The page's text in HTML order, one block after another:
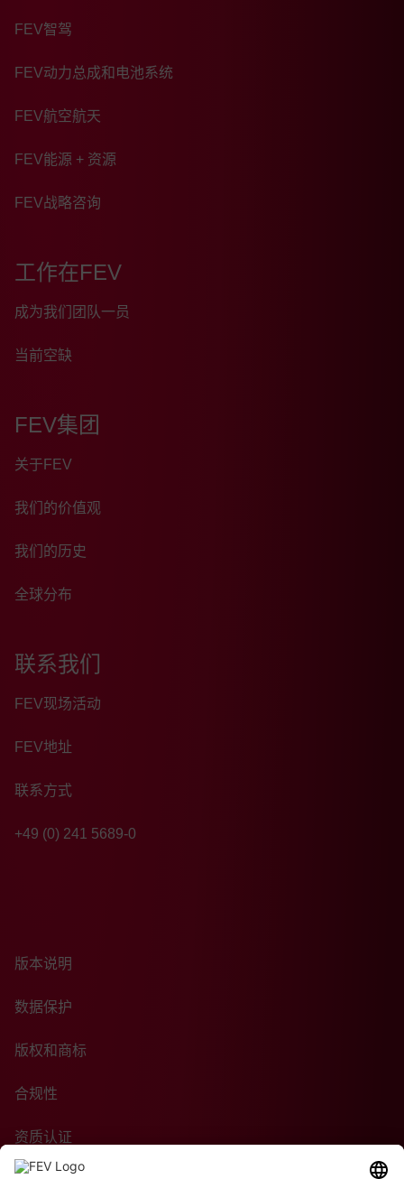
FEV智驾
FEV动力总成和电池系统
FEV航空航天
FEV能源 + 资源
FEV战略咨询
工作在FEV
成为我们团队一员
当前空缺
FEV集团
关于FEV
我们的价值观
我们的历史
全球分布
联系我们
FEV现场活动
FEV地址
联系方式
+49 (0) 241 5689-0
版本说明
数据保护
版权和商标
合规性
资质认证